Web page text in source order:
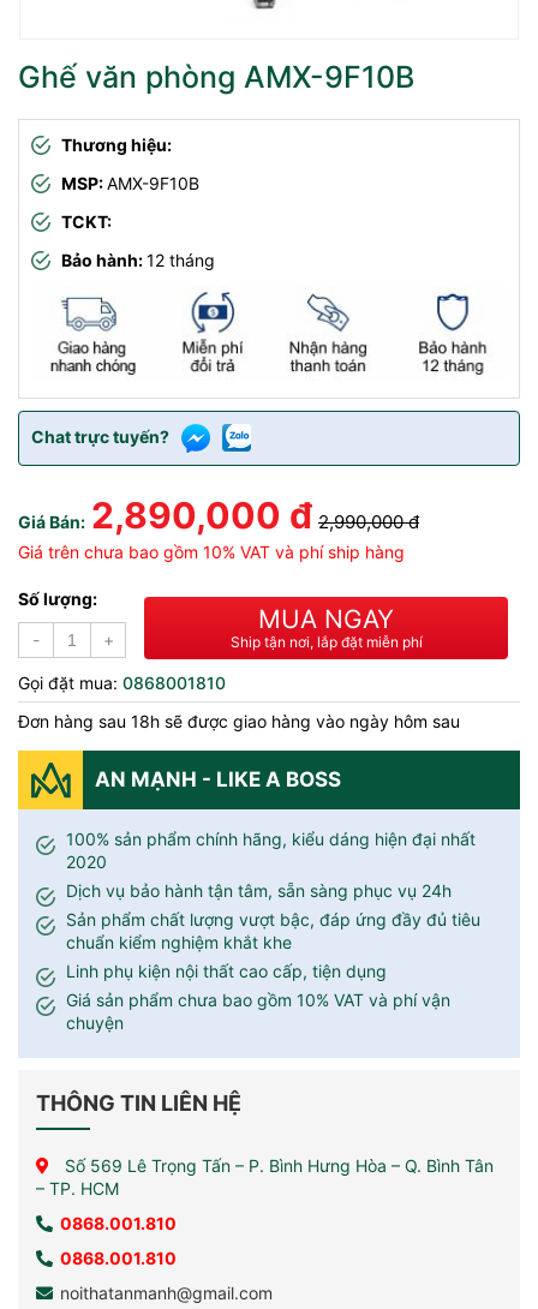
Ghế văn phòng AMX-9F10B
Thương hiệu:
MSP:AMX-9F10B
TCKT:
Bảo hành:12 tháng
Chat trực tuyến?
Giá Bán: 2,890,000 đ 2,990,000 đ
Giá trên chưa bao gồm 10% VAT và phí ship hàng
Số lượng:
-
+
MUA NGAY
Ship tận nơi, lắp đặt miễn phí
Gọi đặt mua: 0868001810
Đơn hàng sau 18h sẽ được giao hàng vào ngày hôm sau
AN MẠNH - LIKE A BOSS
100% sản phẩm chính hãng, kiểu dáng hiện đại nhất
2020
Dịch vụ bảo hành tận tâm, sẵn sàng phục vụ 24h
Sản phẩm chất lượng vượt bậc, đáp ứng đầy đủ tiêu
chuẩn kiểm nghiệm khắt khe
Linh phụ kiện nội thất cao cấp, tiện dụng
Giá sản phẩm chưa bao gồm 10% VAT và phí vận
chuyện
THÔNG TIN LIÊN HỆ
Số 569 Lê Trọng Tấn – P. Bình Hưng Hòa – Q. Bình Tân
– TP. HCM
0868.001.810
0868.001.810
noithatanmanh@gmail.com